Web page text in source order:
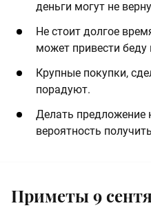
деньги могут не
Не стоит долгое
может привести беду
Крупные покупки,
порадуют.
Делать предложение
вероятность
Приметы 9